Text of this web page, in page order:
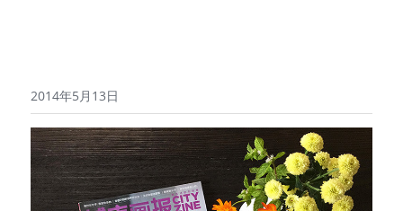
2014年5月13日